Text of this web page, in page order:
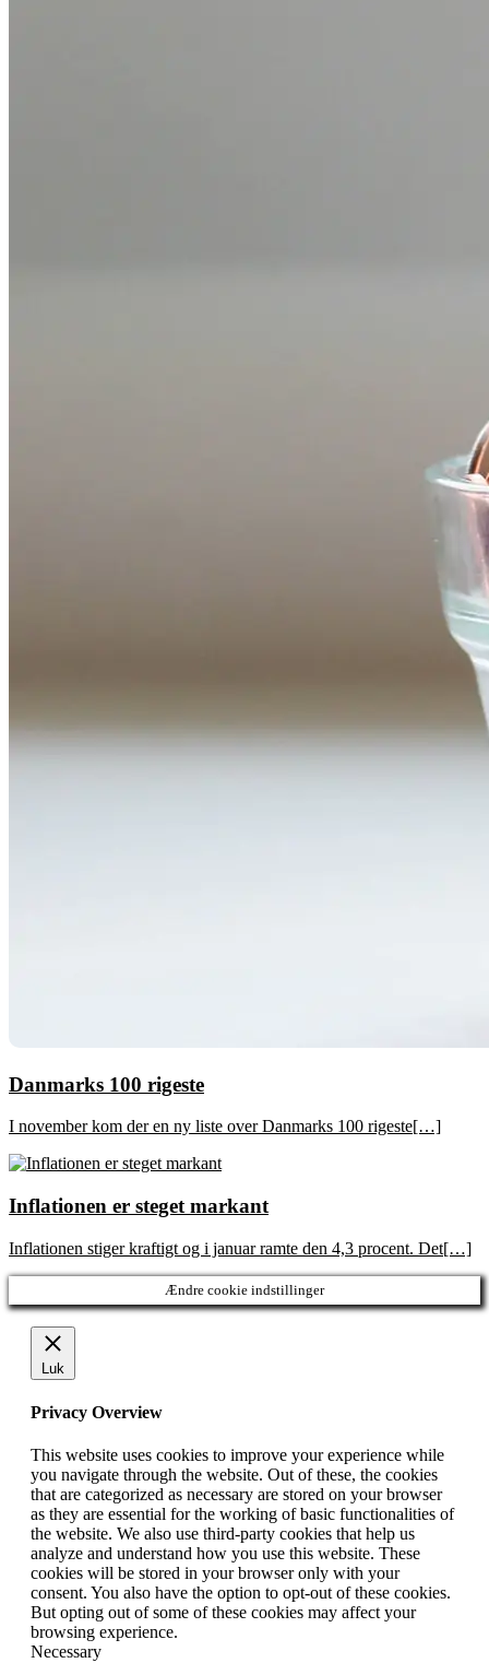
Danmarks 100 rigeste
I november kom der en ny liste over Danmarks 100 rigeste[…]
Inflationen er steget markant
Inflationen stiger kraftigt og i januar ramte den 4,3 procent. Det[…]
Ændre cookie indstillinger
Luk
Privacy Overview
This website uses cookies to improve your experience while
you navigate through the website. Out of these, the cookies
that are categorized as necessary are stored on your browser
as they are essential for the working of basic functionalities of
the website. We also use third-party cookies that help us
analyze and understand how you use this website. These
cookies will be stored in your browser only with your
consent. You also have the option to opt-out of these cookies.
But opting out of some of these cookies may affect your
browsing experience.
Necessary